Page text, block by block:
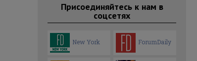
Присоединяйтесь к нам в
соцсетях
New York ForumDaily